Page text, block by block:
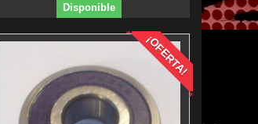
Disponible
¡OFERTA!